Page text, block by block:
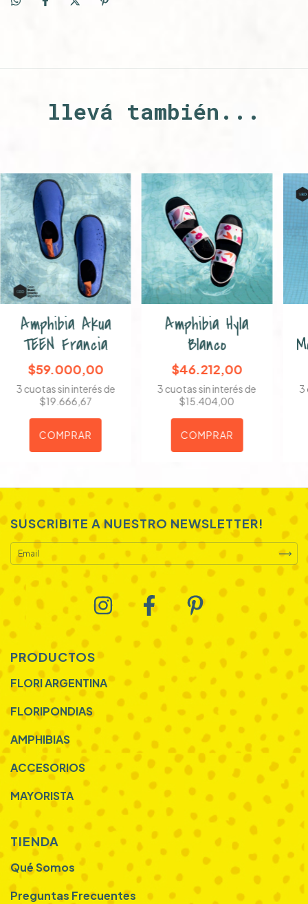
llevá también...
Amphibia Akua
TEEN Francia
$59.000,00
3cuotas sin interés de
$19.666,67
COMPRAR
Amphibia Hyla
Blanco
$46.212,00
3cuotas sin interés de
$15.404,00
COMPRAR
3
SUSCRIBITE A NUESTRO NEWSLETTER!
PRODUCTOS
FLORI ARGENTINA
FLORIPONDIAS
AMPHIBIAS
ACCESORIOS
MAYORISTA
TIENDA
Qué Somos
Preguntas Frecuentes